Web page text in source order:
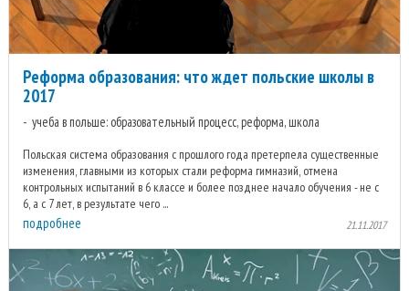
Реформа образования: что ждет польские школы в
2017
учеба в польше: образовательный процесс, реформа, школа
Польская система образования с прошлого года претерпела существенные
изменения, главными из которых стали реформа гимназий, отмена
контрольных испытаний в 6 классе и более позднее начало обучения - не с
6, а с 7 лет, в результате чего ...
подробнее 21.11.2017